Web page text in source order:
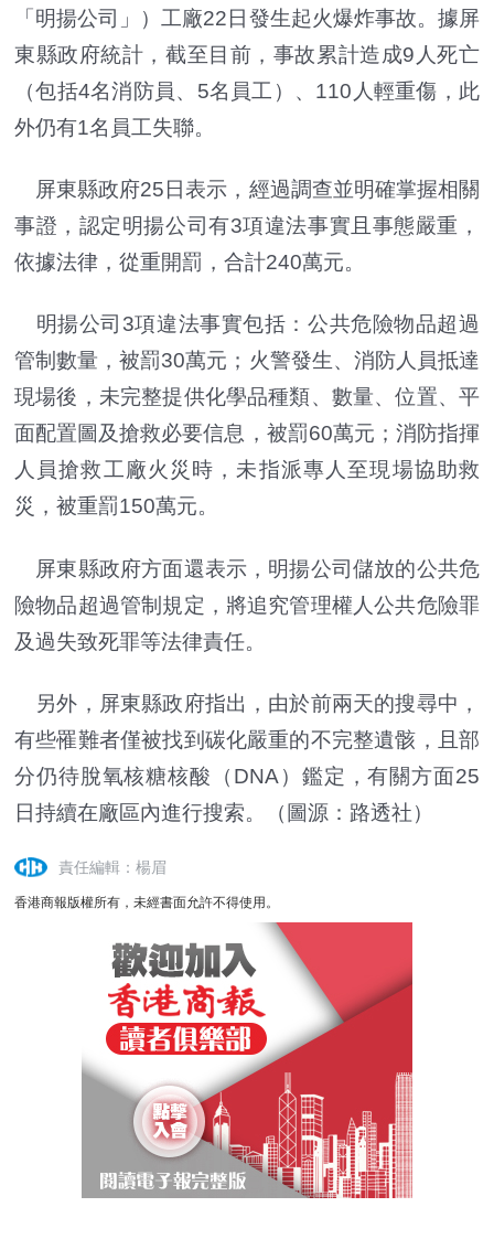
「明揚公司」）工廠22日發生起火爆炸事故。據屏
東縣政府統計，截至目前，事故累計造成9人死亡
（包括4名消防員、5名員工）、110人輕重傷，此
外仍有1名員工失聯。
屏東縣政府25日表示，經過調查並明確掌握相關
事證，認定明揚公司有3項違法事實且事態嚴重，
依據法律，從重開罰，合計240萬元。
明揚公司3項違法事實包括：公共危險物品超過
管制數量，被罰30萬元；火警發生、消防人員抵達
現場後，未完整提供化學品種類、數量、位置、平
面配置圖及搶救必要信息，被罰60萬元；消防指揮
人員搶救工廠火災時，未指派專人至現場協助救
災，被重罰150萬元。
屏東縣政府方面還表示，明揚公司儲放的公共危
險物品超過管制規定，將追究管理權人公共危險罪
及過失致死罪等法律責任。
另外，屏東縣政府指出，由於前兩天的搜尋中，
有些罹難者僅被找到碳化嚴重的不完整遺骸，且部
分仍待脫氧核糖核酸（DNA）鑑定，有關方面25
日持續在廠區內進行搜索。（圖源：路透社）
責任編輯：楊眉
香港商報版權所有，未經書面允許不得使用。